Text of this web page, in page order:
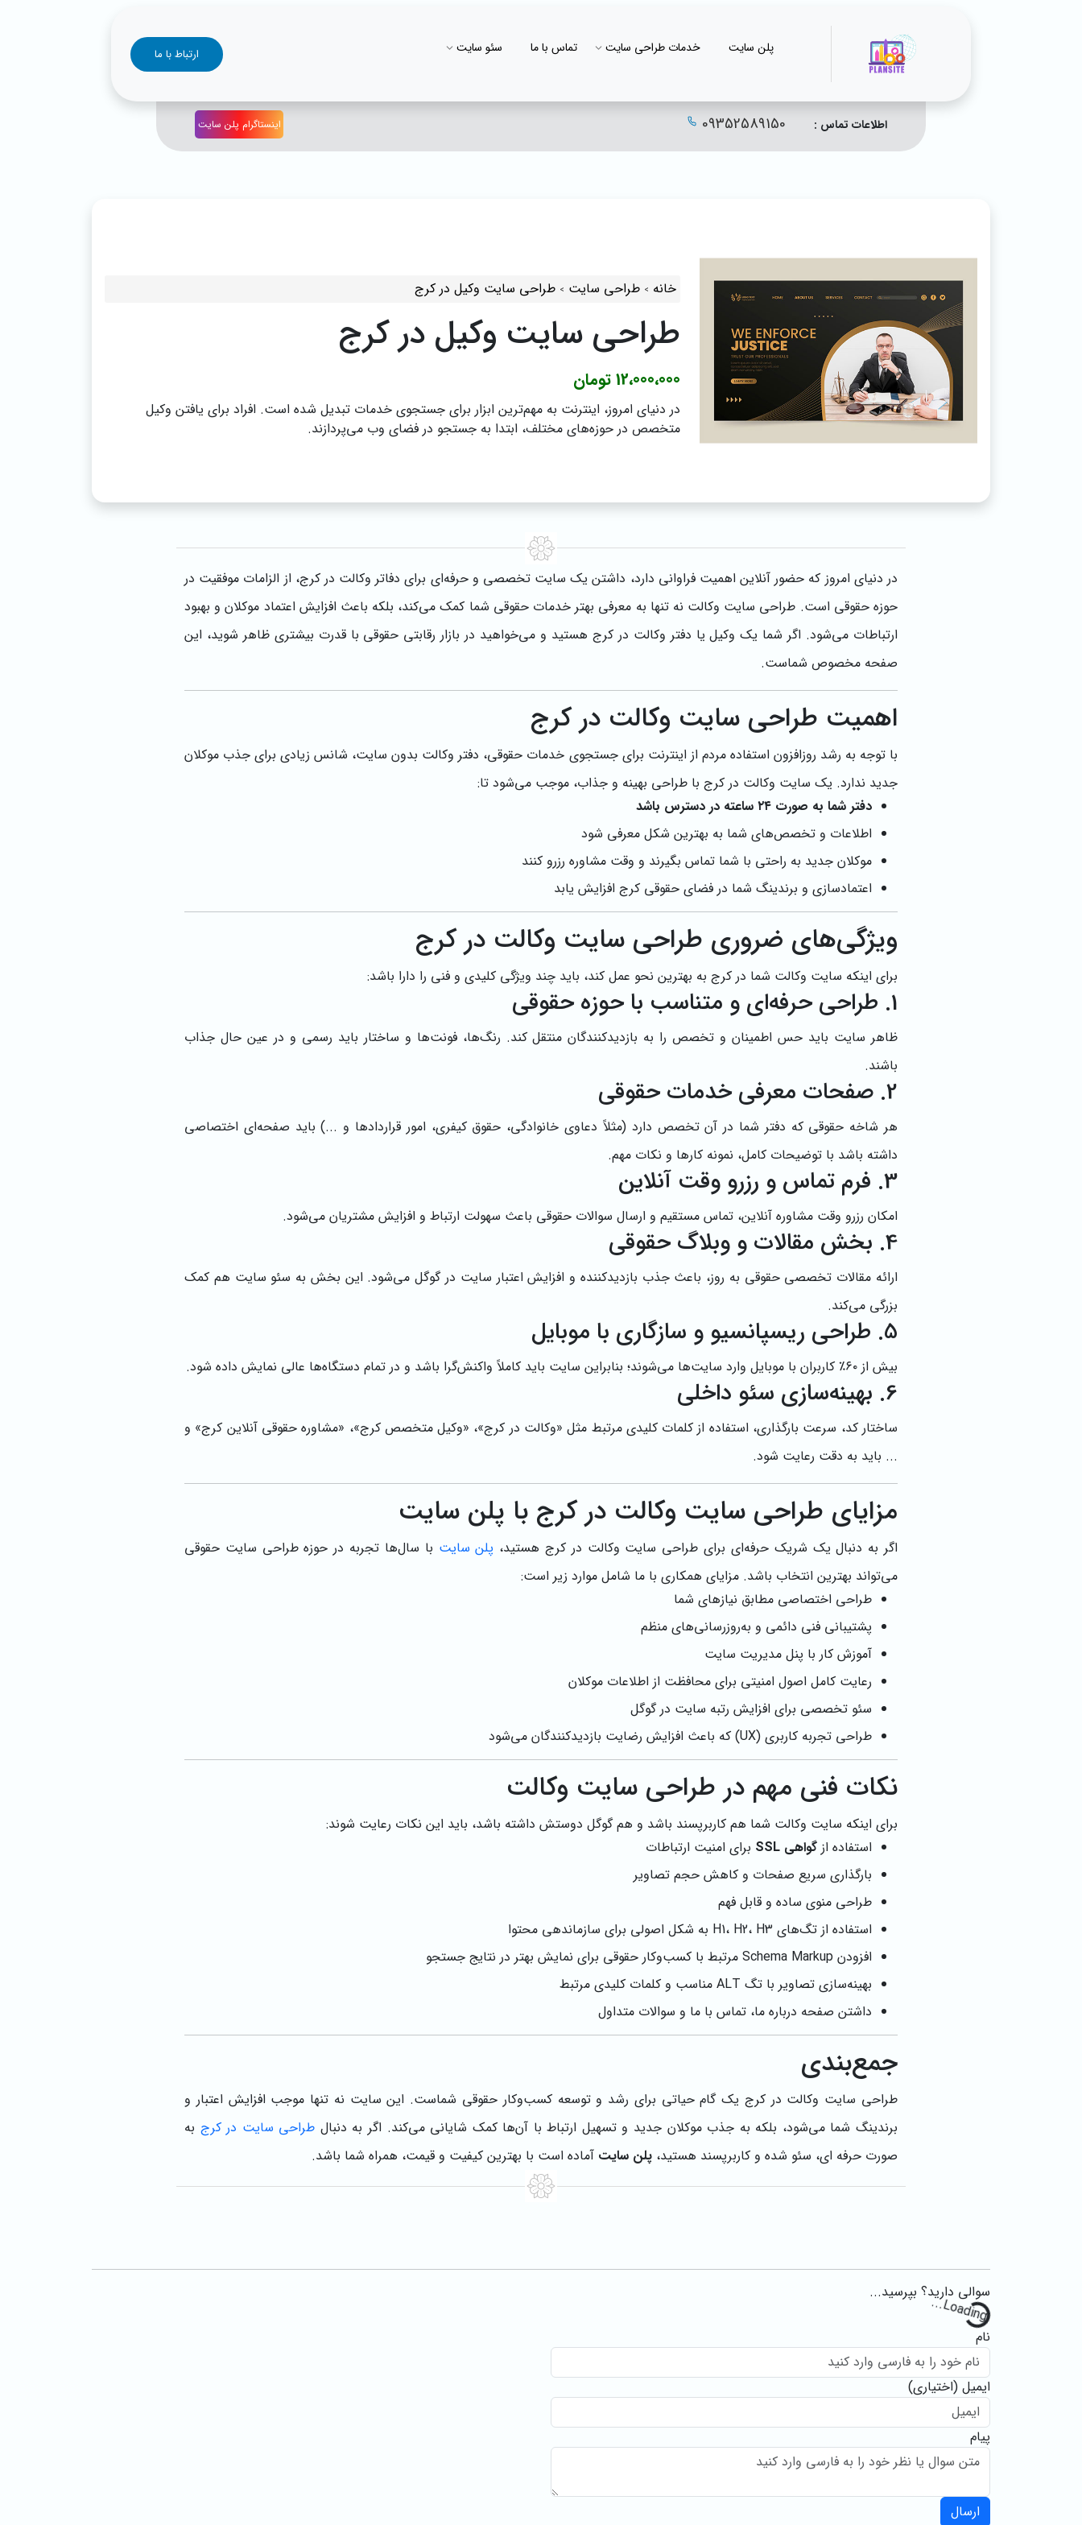
پلن سایت خدمات طراحی سایت تماس با ما سئو سایت ارتباط با ما
اطلاعات تماس : 09352589150 اینستاگرام پلن سایت
خانه طراحی سایت طراحی سایت وکیل در کرج
طراحی سایت وکیل در کرج
12،000،000 تومان
در دنیای امروز، اینترنت به مهم‌ترین ابزار برای جستجوی خدمات تبدیل شده است. افراد برای یافتن وکیل
متخصص در حوزه‌های مختلف، ابتدا به جستجو در فضای وب می‌پردازند.
در دنیای امروز که حضور آنلاین اهمیت فراوانی دارد، داشتن یک سایت تخصصی و حرفه‌ای برای دفاتر وکالت در کرج، از الزامات موفقیت در
حوزه حقوقی است. طراحی سایت وکالت نه تنها به معرفی بهتر خدمات حقوقی شما کمک می‌کند، بلکه باعث افزایش اعتماد موکلان و بهبود
ارتباطات می‌شود. اگر شما یک وکیل یا دفتر وکالت در کرج هستید و می‌خواهید در بازار رقابتی حقوقی با قدرت بیشتری ظاهر شوید، این
صفحه مخصوص شماست.
اهمیت طراحی سایت وکالت در کرج
با توجه به رشد روزافزون استفاده مردم از اینترنت برای جستجوی خدمات حقوقی، دفتر وکالت بدون سایت، شانس زیادی برای جذب موکلان
جدید ندارد. یک سایت وکالت در کرج با طراحی بهینه و جذاب، موجب می‌شود تا:
دفتر شما به صورت ۲۴ ساعته در دسترس باشد
اطلاعات و تخصص‌های شما به بهترین شکل معرفی شود
موکلان جدید به راحتی با شما تماس بگیرند و وقت مشاوره رزرو کنند
اعتمادسازی و برندینگ شما در فضای حقوقی کرج افزایش یابد
ویژگی‌های ضروری طراحی سایت وکالت در کرج
برای اینکه سایت وکالت شما در کرج به بهترین نحو عمل کند، باید چند ویژگی کلیدی و فنی را دارا باشد:
1. طراحی حرفه‌ای و متناسب با حوزه حقوقی
ظاهر سایت باید حس اطمینان و تخصص را به بازدیدکنندگان منتقل کند. رنگ‌ها، فونت‌ها و ساختار باید رسمی و در عین حال جذاب
باشند.
2. صفحات معرفی خدمات حقوقی
هر شاخه حقوقی که دفتر شما در آن تخصص دارد (مثلاً دعاوی خانوادگی، حقوق کیفری، امور قراردادها و ...) باید صفحه‌ای اختصاصی
داشته باشد با توضیحات کامل، نمونه کارها و نکات مهم.
3. فرم تماس و رزرو وقت آنلاین
امکان رزرو وقت مشاوره آنلاین، تماس مستقیم و ارسال سوالات حقوقی باعث سهولت ارتباط و افزایش مشتریان می‌شود.
4. بخش مقالات و وبلاگ حقوقی
ارائه مقالات تخصصی حقوقی به روز، باعث جذب بازدیدکننده و افزایش اعتبار سایت در گوگل می‌شود. این بخش به سئو سایت هم کمک
بزرگی می‌کند.
5. طراحی ریسپانسیو و سازگاری با موبایل
بیش از ۶۰٪ کاربران با موبایل وارد سایت‌ها می‌شوند؛ بنابراین سایت باید کاملاً واکنش‌گرا باشد و در تمام دستگاه‌ها عالی نمایش داده شود.
6. بهینه‌سازی سئو داخلی
ساختار کد، سرعت بارگذاری، استفاده از کلمات کلیدی مرتبط مثل «وکالت در کرج»، «وکیل متخصص کرج»، «مشاوره حقوقی آنلاین کرج» و
... باید به دقت رعایت شود.
مزایای طراحی سایت وکالت در کرج با پلن سایت
اگر به دنبال یک شریک حرفه‌ای برای طراحی سایت وکالت در کرج هستید، پلن سایت با سال‌ها تجربه در حوزه طراحی سایت حقوقی
می‌تواند بهترین انتخاب باشد. مزایای همکاری با ما شامل موارد زیر است:
طراحی اختصاصی مطابق نیازهای شما
پشتیبانی فنی دائمی و به‌روزرسانی‌های منظم
آموزش کار با پنل مدیریت سایت
رعایت کامل اصول امنیتی برای محافظت از اطلاعات موکلان
سئو تخصصی برای افزایش رتبه سایت در گوگل
طراحی تجربه کاربری (UX) که باعث افزایش رضایت بازدیدکنندگان می‌شود
نکات فنی مهم در طراحی سایت وکالت
برای اینکه سایت وکالت شما هم کاربرپسند باشد و هم گوگل دوستش داشته باشد، باید این نکات رعایت شوند:
استفاده از گواهی SSL
برای امنیت ارتباطات
بارگذاری سریع صفحات و کاهش حجم تصاویر
طراحی منوی ساده و قابل فهم
استفاده از تگ‌های H1، H2، H3 به شکل اصولی برای سازماندهی محتوا
افزودن Schema Markup مرتبط با کسب‌وکار حقوقی برای نمایش بهتر در نتایج جستجو
بهینه‌سازی تصاویر با تگ ALT مناسب و کلمات کلیدی مرتبط
داشتن صفحه درباره ما، تماس با ما و سوالات متداول
جمع‌بندی
طراحی سایت وکالت در کرج یک گام حیاتی برای رشد و توسعه کسب‌وکار حقوقی شماست. این سایت نه تنها موجب افزایش اعتبار و
برندینگ شما می‌شود، بلکه به جذب موکلان جدید و تسهیل ارتباط با آن‌ها کمک شایانی می‌کند. اگر به دنبال طراحی سایت در کرج به
صورت حرفه ای، سئو شده و کاربرپسند هستید، پلن سایت آماده است با بهترین کیفیت و قیمت، همراه شما باشد.
سوالی دارید؟ بپرسید...
Loading
...
نام
ایمیل (اختیاری)
پیام
ارسال